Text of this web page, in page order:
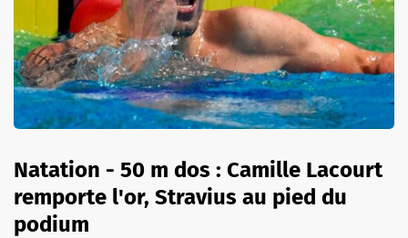
Natation - 50 m dos : Camille Lacourt
remporte l'or, Stravius au pied du
podium